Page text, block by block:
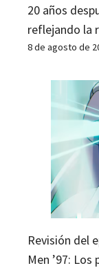
20 años
reflejando la
8 de agosto de
Revisión del
Men ’97: